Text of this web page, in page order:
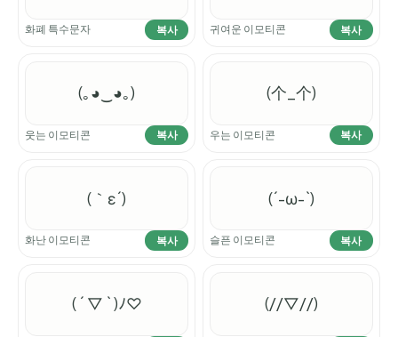
화폐 특수문자 복사 귀여운 이모티콘 복사
(｡◕‿◕｡)
웃는 이모티콘 복사
(个_个)
우는 이모티콘 복사
(｀ε´)
화난 이모티콘 복사
(´-ω-`)
슬픈 이모티콘 복사
( ´ ▽ ` )ﾉ♡ (//▽//)